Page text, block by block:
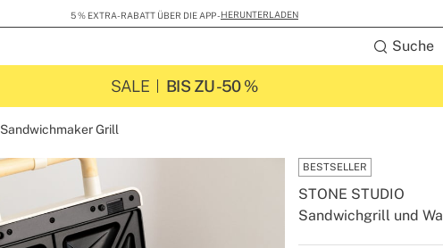
5 % EXTRA-RABATT ÜBER DIE APP -HERUNTERLADEN
Suche
SALE BIS ZU -50 %
Sandwichmaker Grill
BESTSELLER
Sandwichgrill und
STONE STUDIO